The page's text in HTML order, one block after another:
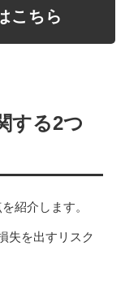
こちら
する2つ
紹介します。
失を出すリスク